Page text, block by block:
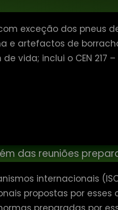
exceção dos
e artefactos de
de vida; inclui o CEN 217
das reuniões
internacionais
propostas por esses